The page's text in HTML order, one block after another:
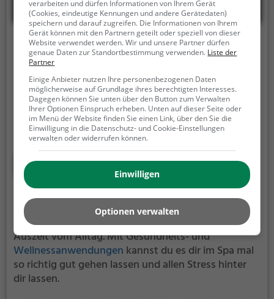
Float Zürich
Röschibachstrasse 71, 8037 Zürich
Das float Zürich ist ein Floating-Center in Zürich.
float Zürich kannst du dich so richtig entspannen
und treiben lassen und es dir einfach mal gut gehen
lassen.Im warmen Wasser treibst du schwerelos vor
dich hin. Perfekt, um vom anstrengenden Alltag zu
entspannen, auszuspannen und einfach einmal
nichts zu tun.
Mehr erfahren
Day Spa in Zuzwil BE
Spas sind sehr beliebt und bieten eine willkommene
Auszeit vom Alltag. Mit Gesundheits- und
Wellnessanwendungen kannst du es dir im Spa mal
so richtig gut gehen lassen und allen Stress hinter
dir lassen.
verarbeiten und dürfen Informationen von Ihrem Gerät
(Cookies, eindeutige Kennungen und andere Gerätedaten)
speichern und darauf zugreifen. Die Informationen von Ihrem
Gerät können mit den Partnern geteilt oder speziell von dieser
Website verwendet werden. Wir und unsere Partner dürfen
genaue Daten zur Standortbestimmung verwenden. Liste der
Partner
Einige Anbieter nutzen Ihre personenbezogenen Daten
möglicherweise auf Grundlage ihres berechtigten Interesses.
Dagegen können Sie unten über den Button zum Verwalten
Ihrer Optionen Einspruch erheben. Unten auf dieser Seite oder
im Menü der Website finden Sie einen Link, über den Sie die
Einwilligung in die Datenschutz- und Cookie-Einstellungen
verwalten oder widerrufen können.
Einwilligen
Optionen verwalten